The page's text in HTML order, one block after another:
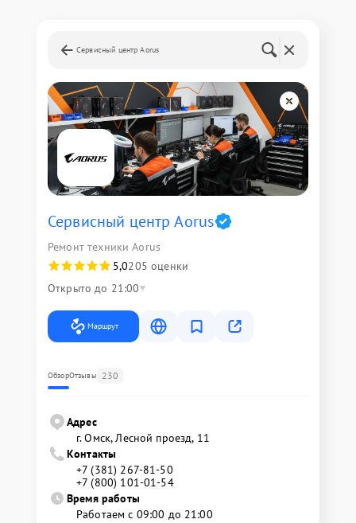
Сервисный центр Aorus
Сервисный центр Aorus
Ремонт техники Aorus
5,0205 оценки
Открыто до 21:00
Маршрут
ОбзорОтзывы 230
Адрес
г. Омск, ​Лесной проезд, 11
Контакты
+7 (381) 267-81-50
+7 (800) 101-01-54
Время работы
Работаем с 09:00 до 21:00